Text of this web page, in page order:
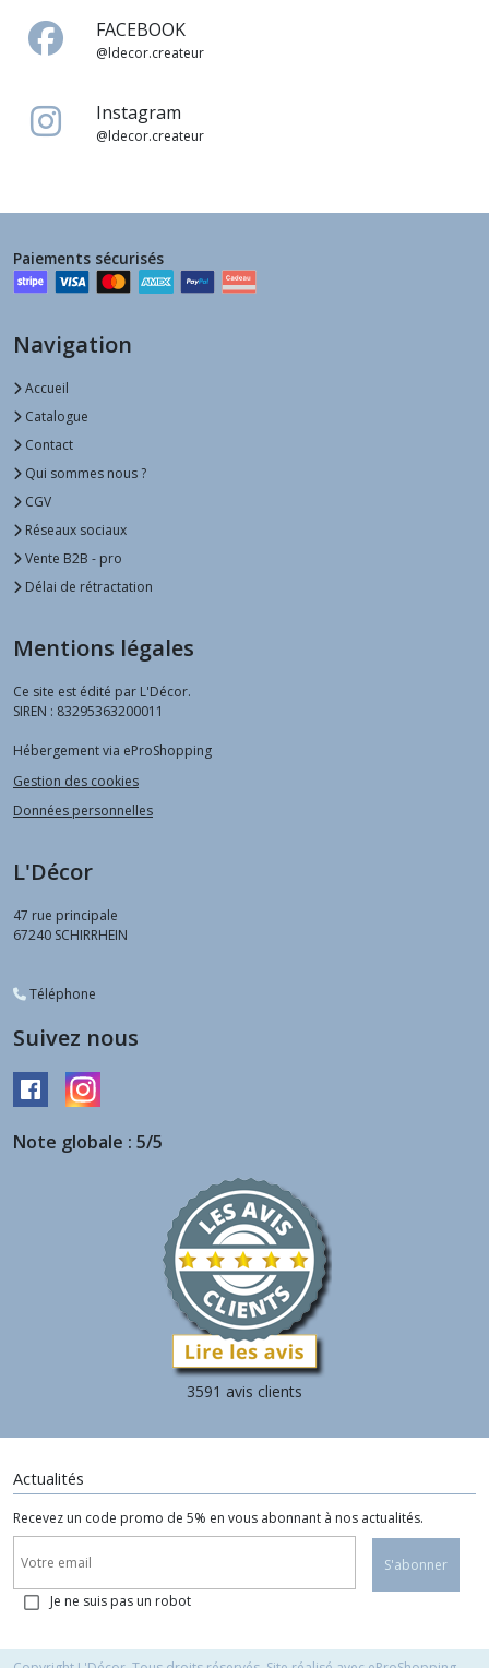
FACEBOOK
@ldecor.createur
Instagram
@ldecor.createur
Paiements sécurisés
Navigation
Accueil
Catalogue
Contact
Qui sommes nous ?
CGV
Réseaux sociaux
Vente B2B - pro
Délai de rétractation
Mentions légales
Ce site est édité par L'Décor.
SIREN : 83295363200011
Hébergement via eProShopping
Gestion des cookies
Données personnelles
L'Décor
47 rue principale
67240 SCHIRRHEIN
Téléphone
Suivez nous
Note globale : 5/5
3591 avis clients
Actualités
Recevez un code promo de 5% en vous abonnant à nos actualités.
S'abonner
Je ne suis pas un robot